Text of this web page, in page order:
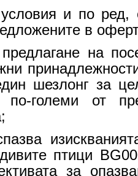
и по ред,
в
на
шезлонг за
по-големи от
птици
за